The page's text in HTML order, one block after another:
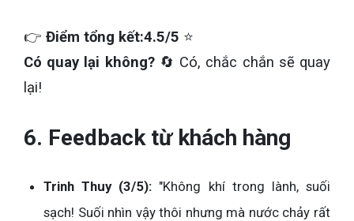
👉 Điểm tổng kết:4.5/5 ⭐
Có quay lại không?🔄 Có, chắc chắn sẽ quay
lại!
6. Feedback từ khách hàng
Trinh Thuy (3/5): "Không khí trong lành, suối
sạch! Suối nhìn vậy thôi nhưng mà nước chảy rất